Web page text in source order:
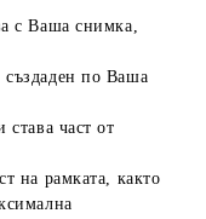
с Ваша снимка,
създаден по Ваша
става част от
на рамката, както